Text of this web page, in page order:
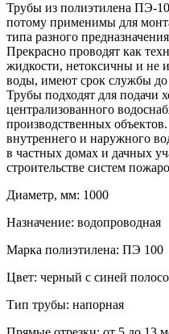
Трубы из полиэтилена ПЭ-
потому применимы для
типа разного предназначения
Прекрасно проводят как
жидкости, нетоксичны и не
воды, имеют срок службы до
Трубы подходят для подачи
централизованного
производственных
внутреннего и наружного
в частных домах и дачных
строительстве систем
Диаметр, мм: 1000
Назначение: водопроводная
Марка полиэтилена: ПЭ 100
Цвет: черный с синей
Тип трубы: напорная